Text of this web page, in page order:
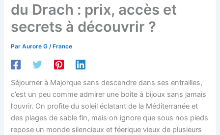
du Drach : prix, accès et
secrets à découvrir ?
ParAurore G/France
Séjourner à Majorque sans descendre dans ses entrailles,
c’est un peu comme admirer une boîte à bijoux sans jamais
l’ouvrir. On profite du soleil éclatant de la Méditerranée et
des plages de sable fin, mais on ignore que sous nos pieds
repose un monde silencieux et féerique vieux de plusieurs